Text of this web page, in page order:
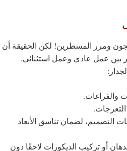
ومرر المسطرين! لكن الحقيقة أن
بين عمل عادي وعمل استثنائي.
والفراغات.
التعرجات.
لضمان تناسق الأبعاد
أو تركيب الديكورات لاحقًا دون